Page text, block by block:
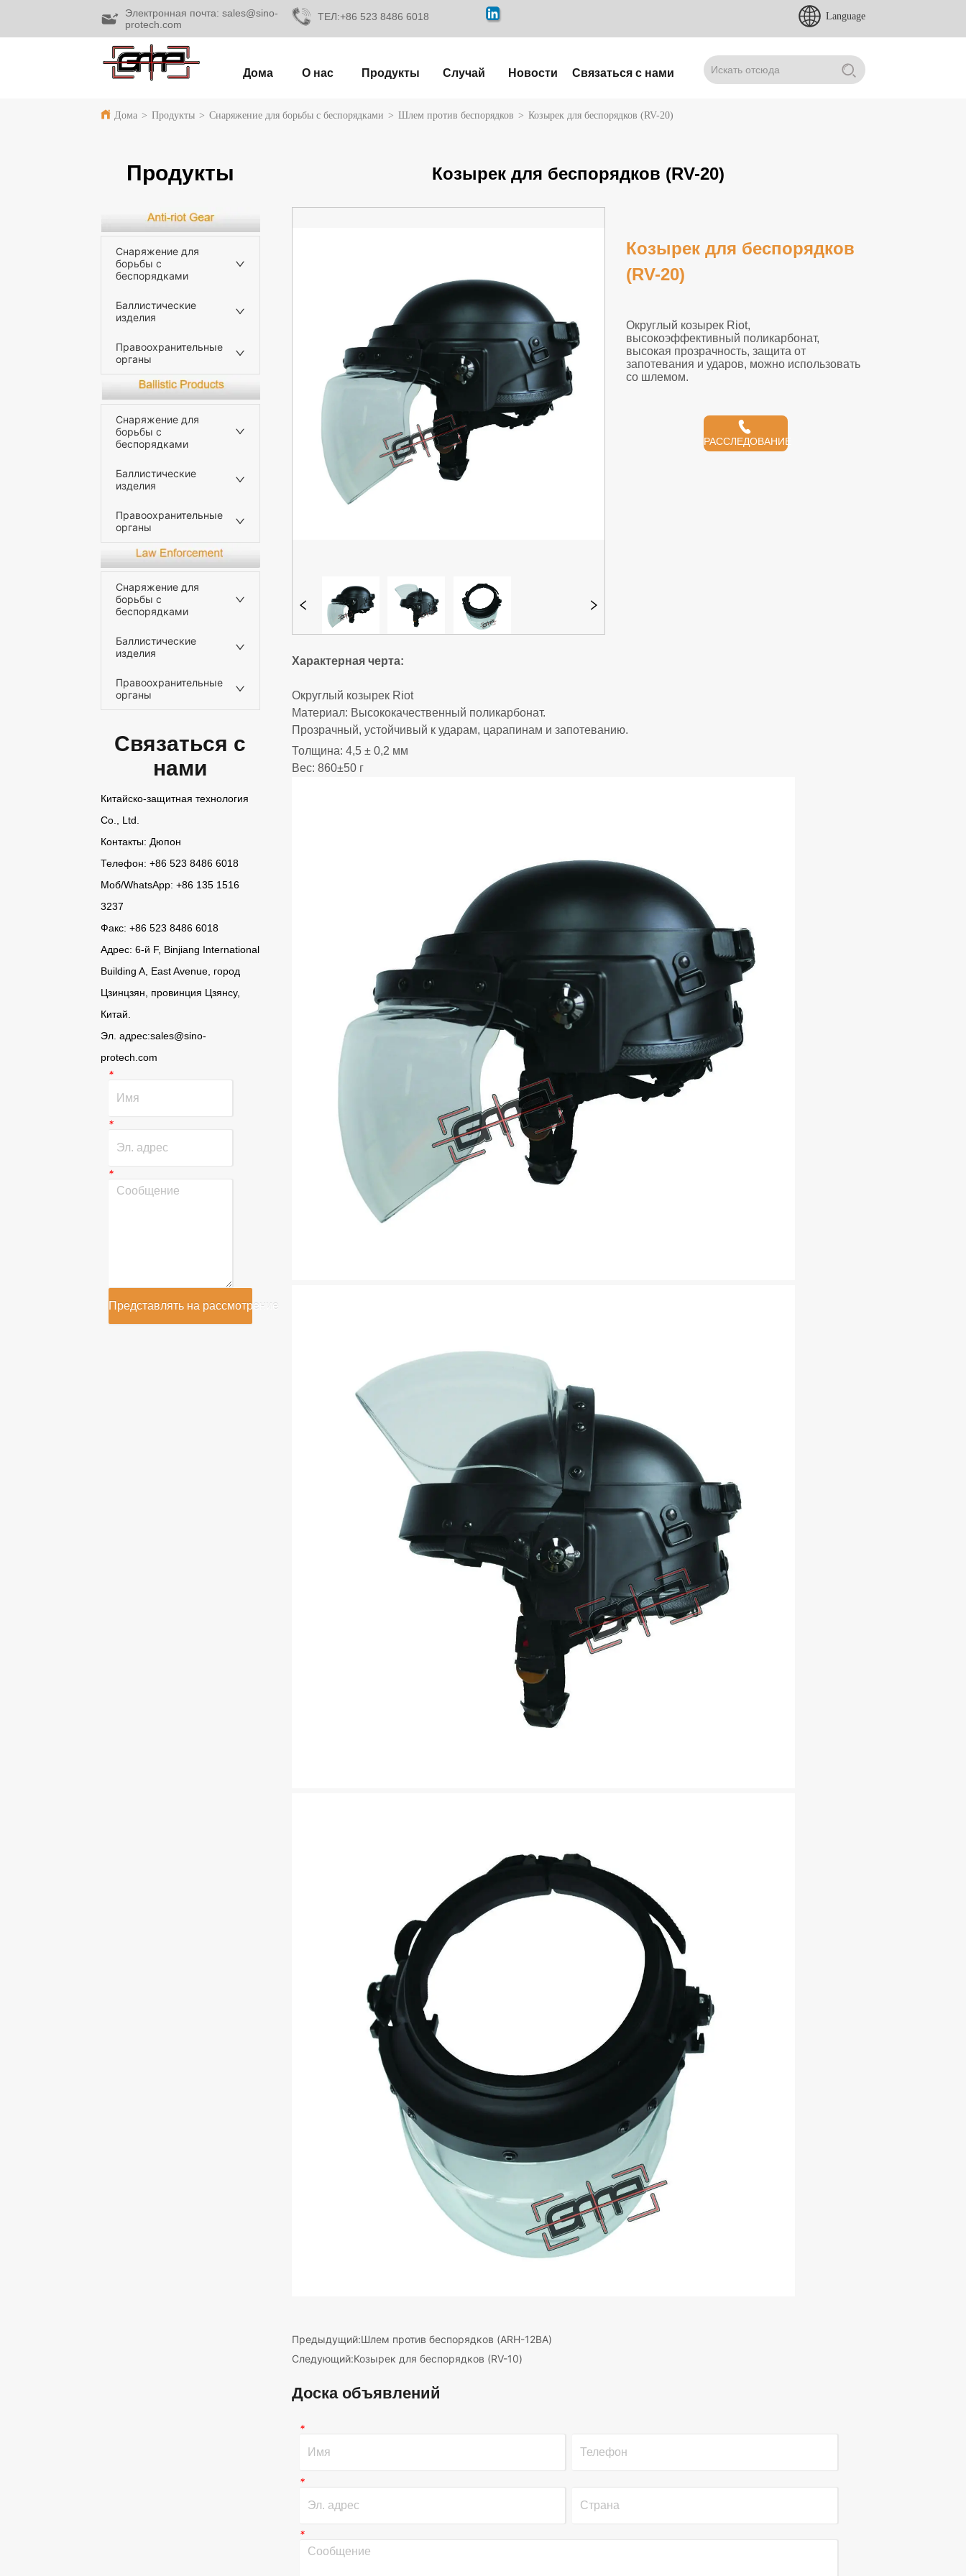
Электронная почта: sales@sino-
protech.com
ТЕЛ:+86 523 8486 6018 Language
Дома О нас Продукты Случай Новости Связаться с нами
Дома > Продукты > Снаряжение для борьбы с беспорядками > Шлем против беспорядков > Козырек для беспорядков (RV-20)
Продукты Козырек для беспорядков (RV-20)
Снаряжение для
борьбы с
беспорядками
Баллистические
изделия
Правоохранительные
органы
Снаряжение для
борьбы с
беспорядками
Баллистические
изделия
Правоохранительные
органы
Снаряжение для
борьбы с
беспорядками
Баллистические
изделия
Правоохранительные
органы
Связаться с
нами
Китайско-защитная технология
Co., Ltd.
Контакты: Дюпон
Телефон: +86 523 8486 6018
Моб/WhatsApp: +86 135 1516
3237
Факс: +86 523 8486 6018
Адрес: 6-й F, Binjiang International
Building A, East Avenue, город
Цзинцзян, провинция Цзянсу,
Китай.
Эл. адрес:sales@sino-
protech.com
*
*
*
Представлять на рассмотрение
Козырек для беспорядков
(RV-20)
РАССЛЕДОВАНИЕ
Предыдущий:Шлем против беспорядков (ARH-12BA)
Следующий:Козырек для беспорядков (RV-10)
Доска объявлений
*
*
*